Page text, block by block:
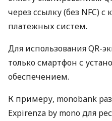
через ссылку (без NFC)
платежных систем.
Для использования QR-
только смартфон с
обеспечением.
К примеру, monobank
Expirenza by mono для